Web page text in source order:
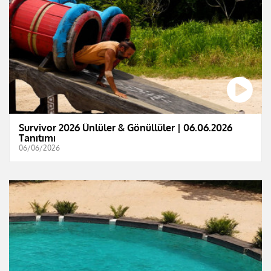
Survivor 2026 Ünlüler & Gönüllüler | 06.06.2026
Tanıtımı
06/06/2026